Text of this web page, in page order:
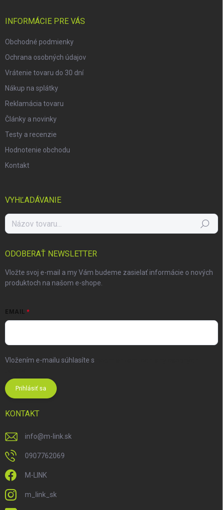
INFORMÁCIE PRE VÁS
Obchodné podmienky
Ochrana osobných údajov
Vrátenie tovaru do 30 dní
Nákup na splátky
Reklamácia tovaru
Články a novinky
Testy a recenzie
Hodnotenie obchodu
Kontakt
VYHĽADÁVANIE
Hľadať
ODOBERAŤ NEWSLETTER
Vložte svoj e-mail a my Vám budeme zasielať informácie o nových
produktoch na našom e-shope.
EMAIL
Vložením e-mailu súhlasíte s
Prihlásiť sa
KONTAKT
info@m-link.sk
0907762069
M-LINK
m_link_sk